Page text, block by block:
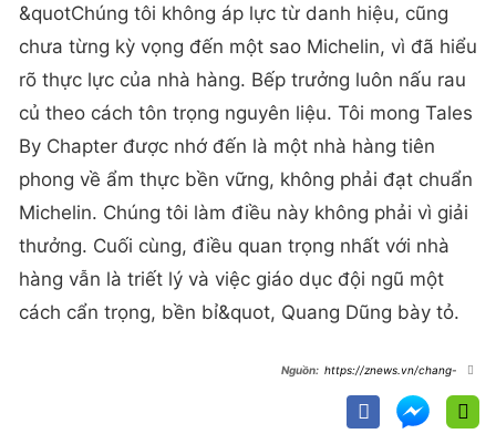
&quotChúng tôi không áp lực từ danh hiệu, cũng
chưa từng kỳ vọng đến một sao Michelin, vì đã hiểu
rõ thực lực của nhà hàng. Bếp trưởng luôn nấu rau
củ theo cách tôn trọng nguyên liệu. Tôi mong Tales
By Chapter được nhớ đến là một nhà hàng tiên
phong về ẩm thực bền vững, không phải đạt chuẩn
Michelin. Chúng tôi làm điều này không phải vì giải
thưởng. Cuối cùng, điều quan trọng nhất với nhà
hàng vẫn là triết lý và việc giáo dục đội ngũ một
cách cẩn trọng, bền bỉ&quot, Quang Dũng bày tỏ.
https://znews.vn/chang-
banh-canh-michelin-cua-me-
post1657286.html